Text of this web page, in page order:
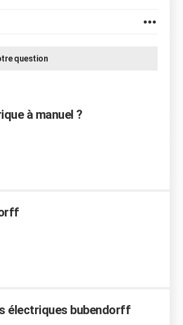
question
à manuel ?
électriques bubendorff